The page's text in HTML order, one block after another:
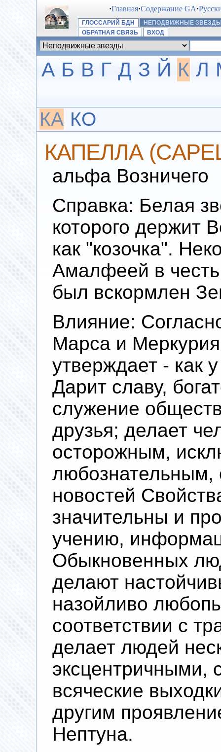
·Главная·Содержание GA·
ГЛОССАРИЙ БДН
НЕПОДВИЖНЫЕ
ОБРАТНАЯ СВЯЗЬ
ВХОД
А Б В Г Д З Й К Л
КА КО
КАПЕЛЛА
альфа Возничего
Справка: Белая
которого держит
как "козочка".
Амалфеей в
был вскормлен
Влияние:
Марса и
утверждает - как
Дарит славу,
служение
друзья; делает
осторожным,
любознательным,
новостей
значительны и
учению,
Обыкновенных
делают
назойливо
соответствии с
делает людей
эксцентричными,
всяческие
другим
Нептуна.